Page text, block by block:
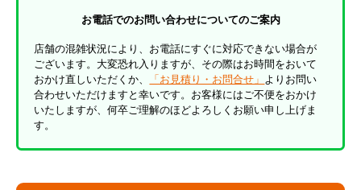
お電話でのお問い合わせについてのご案内
店舗の混雑状況により、お電話にすぐに対応できない場合が
ございます。大変恐れ入りますが、その際はお時間をおいて
おかけ直しいただくか、
「お見積り・お問合せ」 よりお問い
合わせいただけますと幸いです。お客様にはご不便をおかけ
いたしますが、何卒ご理解のほどよろしくお願い申し上げま
す。